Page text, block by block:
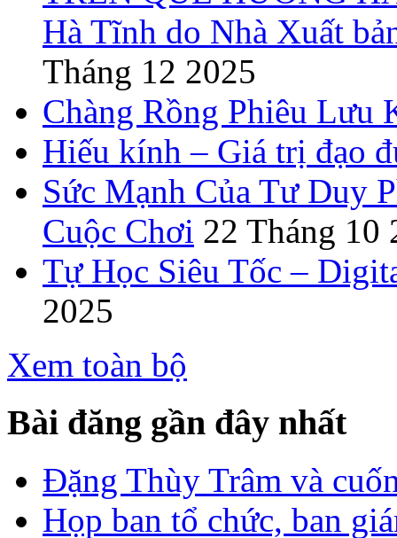
Hà Tĩnh do Nhà Xuất
Tháng 12 2025
Chàng Rồng Phiêu Lưu
Hiếu kính – Giá trị đạo
Sức Mạnh Của Tư Duy
Cuộc Chơi 22 Tháng 10
Tự Học Siêu Tốc –
2025
Xem toàn bộ
Bài đăng gần đây nhất
Đặng Thùy Trâm và
Họp ban tổ chức, ban